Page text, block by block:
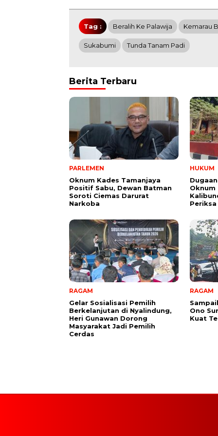
Tag : Beralih Ke Palawija Kemarau
Sukabumi Tunda Tanam Padi
Berita Terbaru
PARLEMEN
Oknum Kades Tamanjaya
Positif Sabu, Dewan Batman
Soroti Ciemas Darurat
Narkoba
HUKUM
Oknum
Periksa
RAGAM
Gelar Sosialisasi Pemilih
Berkelanjutan di Nyalindung,
Heri Gunawan Dorong
Masyarakat Jadi Pemilih
Cerdas
RAGAM
Ono
Kuat